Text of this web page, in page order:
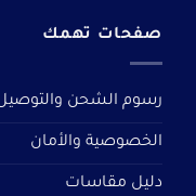
صفحات تهمك
رسوم الشحن
الخصوصية والأمان
دليل مقاسات